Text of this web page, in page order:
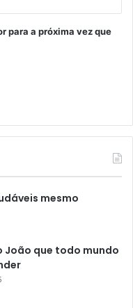
para a próxima vez que
mesmo
João que todo mundo